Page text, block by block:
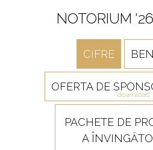
NOTORIUM
CIFRE
OFERTA DE
download
PACHETE DE
A